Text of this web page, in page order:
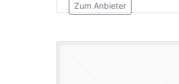
Zum Anbieter